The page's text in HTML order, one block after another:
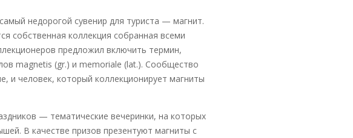
недорогой сувенир для туриста — магнит.
собственная коллекция собранная всеми
предложил включить термин,
magnetis (gr.) и memoriale (lat.). Сообщество
и человек, который коллекционирует магниты
— тематические вечеринки, на которых
В качестве призов презентуют магниты с